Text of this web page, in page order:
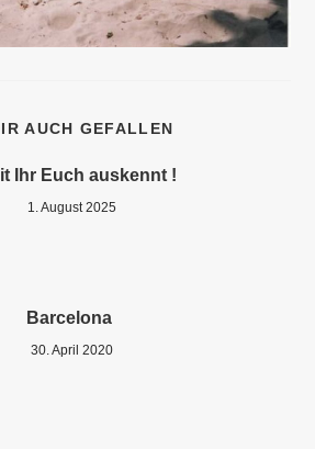
AUCH GEFALLEN
Ihr Euch auskennt !
1. August 2025
Barcelona
30. April 2020